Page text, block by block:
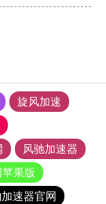
旋风加速
风驰加速器
果版
速器官网